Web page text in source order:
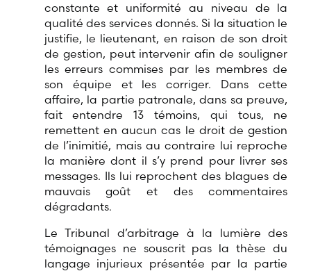
constante et uniformité au niveau de la
qualité des services donnés. Si la situation le
justifie, le lieutenant, en raison de son droit
de gestion, peut intervenir afin de souligner
les erreurs commises par les membres de
son équipe et les corriger. Dans cette
affaire, la partie patronale, dans sa preuve,
fait entendre 13 témoins, qui tous, ne
remettent en aucun cas le droit de gestion
de l’inimitié, mais au contraire lui reproche
la manière dont il s’y prend pour livrer ses
messages. Ils lui reprochent des blagues de
mauvais goût et des commentaires
dégradants.
Le Tribunal d’arbitrage à la lumière des
témoignages ne souscrit pas la thèse du
langage injurieux présentée par la partie